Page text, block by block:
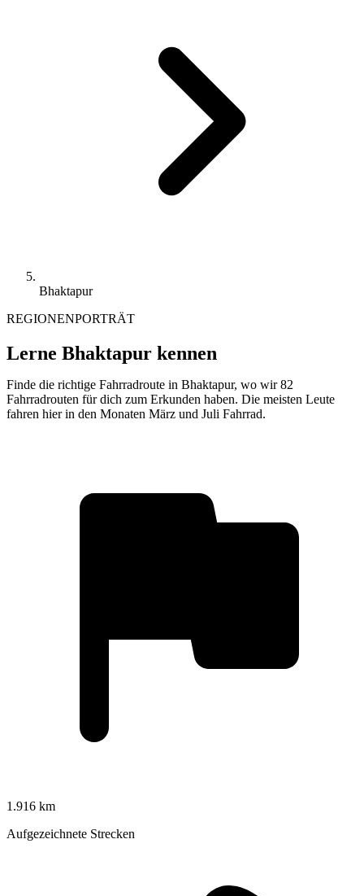
Bhaktapur
REGIONENPORTRÄT
Lerne Bhaktapur kennen
Finde die richtige Fahrradroute in Bhaktapur, wo wir 82
Fahrradrouten für dich zum Erkunden haben. Die meisten Leute
fahren hier in den Monaten März und Juli Fahrrad.
1.916 km
Aufgezeichnete Strecken